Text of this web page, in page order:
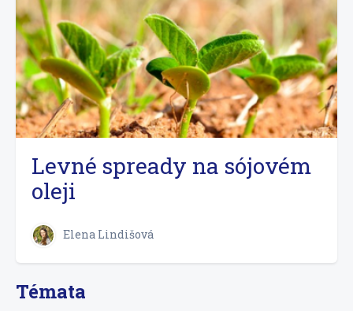
Levné spready na sójovém
oleji
Elena Lindišová
Témata